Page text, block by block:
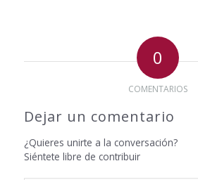
0
COMENTARIOS
Dejar un comentario
¿Quieres unirte a la conversación?
Siéntete libre de contribuir